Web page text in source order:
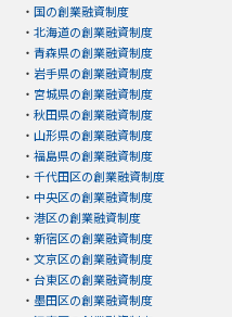
・ 国の創業融資制度
・ 北海道の創業融資制度
・ 青森県の創業融資制度
・ 岩手県の創業融資制度
・ 宮城県の創業融資制度
・ 秋田県の創業融資制度
・ 山形県の創業融資制度
・ 福島県の創業融資制度
・ 千代田区の創業融資制度
・ 中央区の創業融資制度
・ 港区の創業融資制度
・ 新宿区の創業融資制度
・ 文京区の創業融資制度
・ 台東区の創業融資制度
・ 墨田区の創業融資制度